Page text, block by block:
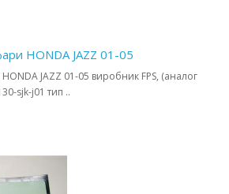
HONDA JAZZ 01-05
JAZZ 01-05 виробник FPS, (аналог
sjk-j01 тип ..